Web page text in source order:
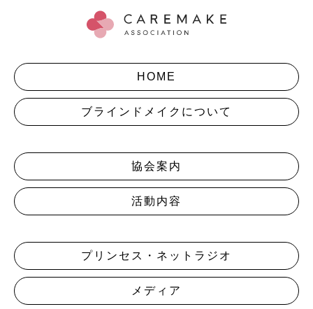
HOME
ブラインドメイクについて
協会案内
活動内容
プリンセス・ネットラジオ
メディア